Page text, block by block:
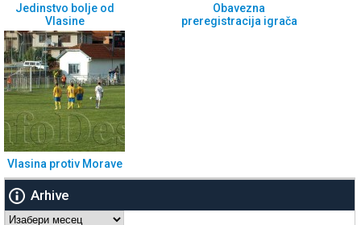
Jedinstvo bolje od
Vlasine
Obavezna
preregistracija igrača
Vlasina protiv Morave
Arhive
Arhive